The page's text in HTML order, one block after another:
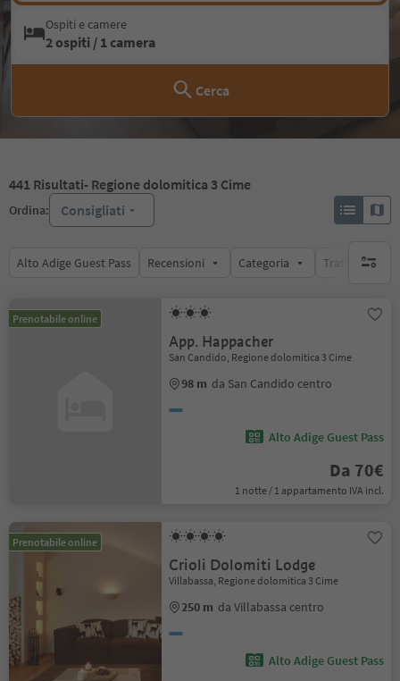
Ospiti e camere
2 ospiti / 1 camera
Cerca
441 Risultati- Regione dolomitica 3 Cime
Ordina: Consigliati
Alto Adige Guest Pass Recensioni Categoria Trattamento
Prenotabile online
App. Happacher
San Candido, Regione dolomitica 3 Cime
98 m da San Candido centro
Alto Adige Guest Pass
Da 70€
1 notte / 1 appartamento IVA incl.
Prenotabile online
Crioli Dolomiti Lodge
Villabassa, Regione dolomitica 3 Cime
250 m da Villabassa centro
Alto Adige Guest Pass